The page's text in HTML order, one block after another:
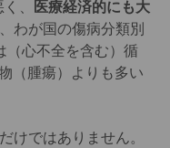
、
医療経済的にも大
わが国の傷病分類別
（心不全を含む）循
（腫瘍）よりも多い
けではありません。